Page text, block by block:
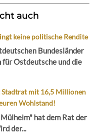
auch
keine politische Rendite
Bundesländer
für Ostdeutsche und die
mit 16,5 Millionen
Wohlstand!
hat dem Rat der
der...